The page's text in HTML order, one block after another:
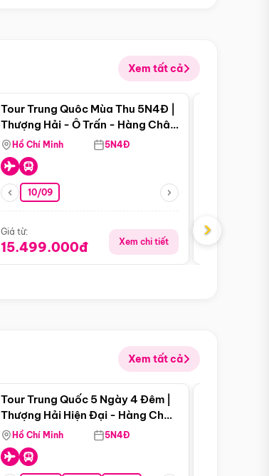
Xem tất cả
Điểm nổi bật
Tour Trung Quôc Mùa Thu 5N4Đ |
Thượng Hải - Ô Trấn - Hàng Châu
(Tour Không Shopping)
Hồ Chí Minh 5N4Đ
10/09
Giá từ:
15.499.000đ Xem chi tiết
Giá từ:
›
Xem tất cả
Điểm nổi bật
Tour Trung Quốc 5 Ngày 4 Đêm |
Thượng Hải Hiện Đại - Hàng Châu
Nên Thơ - Ô Trấn Cổ Kính
Hồ Chí Minh 5N4Đ